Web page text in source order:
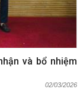
và bổ nhiệm
02/03/2026